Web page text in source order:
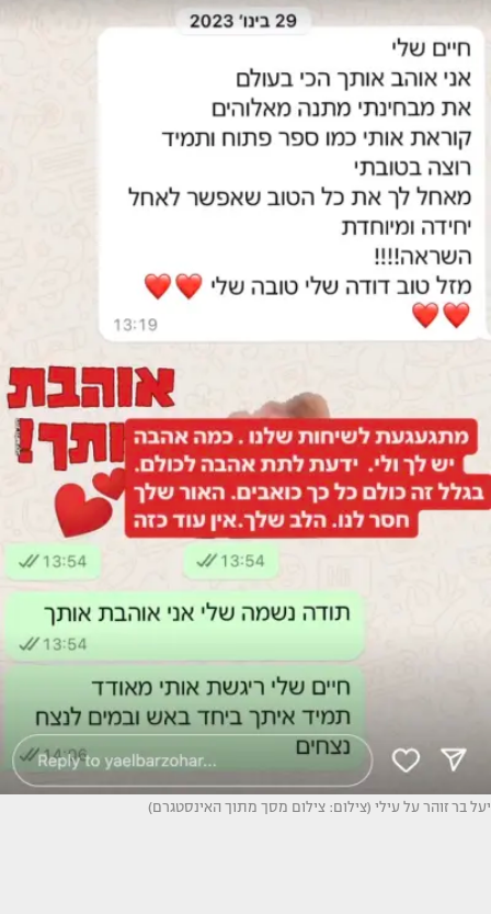
יעל בר זוהר על עילי (צילום: צילום מסך מתוך האינסטגרם)